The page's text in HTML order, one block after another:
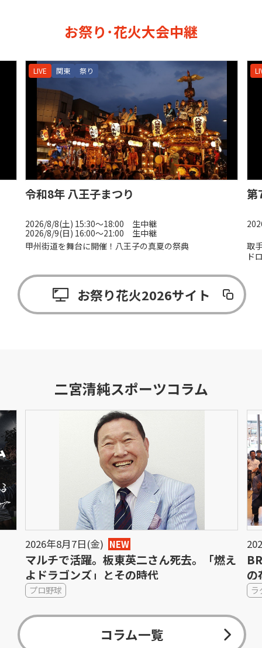
お祭り･花火大会中継
LIVE 関東 祭り
令和8年 八王子まつり
2026/8/8(土) 15:30〜18:00 生中継
2026/8/9(日) 16:00〜21:00 生中継
甲州街道を舞台に開催！八王子の真夏の祭典
第
取
ド
お祭り花火2026サイト
二宮清純スポーツコラム
2026年8月7日(金) NEW
マルチで活躍。板東英二さん死去。「燃え
よドラゴンズ」とその時代
プロ野球
の
ラ
コラム一覧